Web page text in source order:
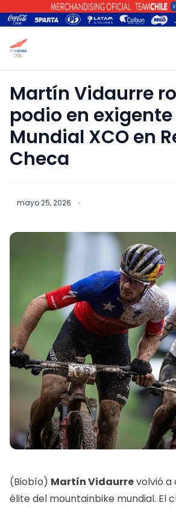
Martín Vidaurre
podio en
Mundial XCO en
Checa
mayo 25, 2026 ·
(Biobío) Martín Vidaurrevolvió a
élite del mountainbike mundial. El